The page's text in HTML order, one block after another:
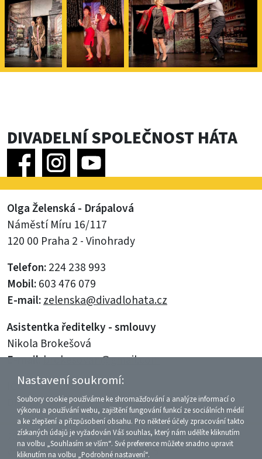
DIVADELNÍ SPOLEČNOST HÁTA
Olga Želenská - Drápalová
Náměstí Míru 16/117
120 00 Praha 2 - Vinohrady
Telefon:224 238 993
Mobil:603 476 079
E-mail:zelenska@divadlohata.cz
Asistentka ředitelky - smlouvy
Nikola Brokešová
E-mail:brokesovan@gmail.com
IČO:66052858
DIČ:CZ6062201112
2026 © Divadelní společnost Háta
WWW:
Nastavení soukromí:
Soubory cookie používáme ke shromažďování a analýze informací o
výkonu a používání webu, zajištění fungování funkcí ze sociálních médií
a ke zlepšení a přizpůsobení obsahu. Pro některé účely zpracování takto
získaných údajů je vyžadován Váš souhlas, který nám udělíte kliknutím
na volbu „Souhlasím se vším“. Své preference můžete snadno upravit
kliknutím na volbu „Podrobné nastavení“.